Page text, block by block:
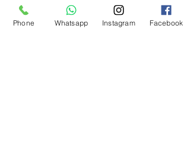
ASSISTENZA CLIENTI
Phone Whatsapp Instagram Facebook